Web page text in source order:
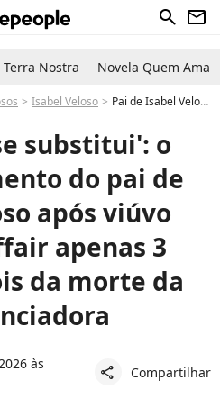
search newsletter
Terra Nostra Novela Quem Ama
Isabel Veloso Pai de Isabel Veloso dispara após Lucas Borbas, viúvo da influenciadora, assumir affair apenas 3 meses depois de sua morte: 'Você não se substitui'
substitui': o
do pai de
após viúvo
apenas 3
da morte da
às
share Compartilhar